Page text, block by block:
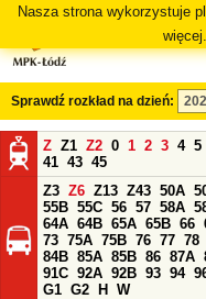
Nasza strona wykorzystuje
więcej.
Sprawdź rozkład na dzień:
Z Z1 Z2 0 1 2 3 4 5
41 43 45
Z3 Z6 Z13 Z43 50A
55B 55C 56 57 58A
64A 64B 65A 65B 66
73 75A 75B 76 77 78
84B 85A 85B 86 87A
91C 92A 92B 93 94
G1 G2 H
W